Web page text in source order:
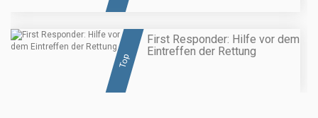
Top
First Responder: Hilfe vor dem
Eintreffen der Rettung